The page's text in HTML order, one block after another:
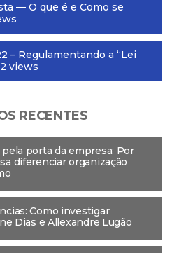
— O que é e Como se
– Regulamentando a “Lei
views
RECENTES
porta da empresa: Por
diferenciar organização
Como investigar
Dias e Allexandre Lugão